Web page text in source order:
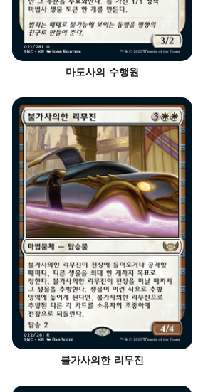
마도사의 수행원
불가사의한 리무진